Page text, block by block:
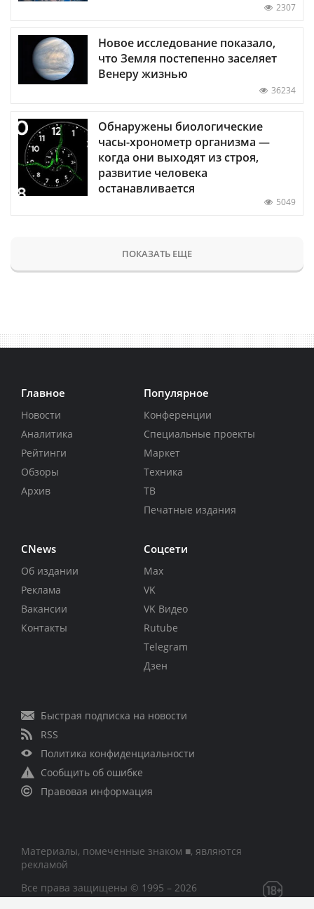
2307
Новое исследование показало,
что Земля постепенно заселяет
Венеру жизнью
36234
Обнаружены биологические
часы-хронометр организма —
когда они выходят из строя,
развитие человека
останавливается
5049
ПОКАЗАТЬ ЕЩЕ
Главное
Новости
Аналитика
Рейтинги
Обзоры
Архив
Популярное
Конференции
Специальные проекты
Маркет
Техника
ТВ
Печатные издания
CNews
Об издании
Реклама
Вакансии
Контакты
Соцсети
Max
VK
VK Видео
Rutube
Telegram
Дзен
Быстрая подписка на новости
RSS
Политика конфиденциальности
Сообщить об ошибке
Правовая информация
Материалы, помеченные знаком ■, являются
рекламой
Все права защищены © 1995 – 2026